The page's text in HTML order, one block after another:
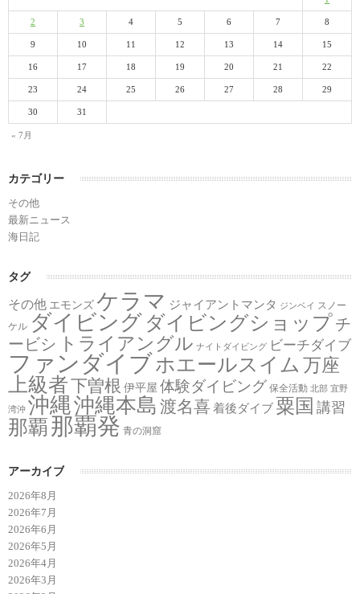
« 7月
2 3 4 5 6 7 8
9 10 11 12 13 14 15
16 17 18 19 20 21 22
23 24 25 26 27 28 29
30 31
カテゴリー
その他
最新ニュース
海日記
タグ
その他 エモンズ ケラマ ジャイアントマンタ ジンベイ スノー
ケル ダイビング ダイビングショップチ
ービシ
トライアングル ナイトダイビング ビーチダイブ
ファンダイブホエールスイム 万座
上級者下曽根 伊平屋 体験ダイビング 保全活動 北部 宜野
湾沖 沖縄沖縄本島 渡名喜 着後ダイブ 粟国 講習
那覇 那覇発 青の洞窟
アーカイブ
2026年8月
2026年7月
2026年6月
2026年5月
2026年4月
2026年3月